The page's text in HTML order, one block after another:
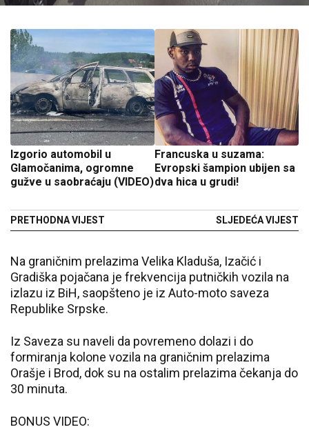
Izgorio automobil u
Glamočanima, ogromne
gužve u saobraćaju (VIDEO)
PRETHODNA VIJEST
Francuska u suzama:
Evropski šampion ubijen sa
dva hica u grudi!
SLJEDEĆA VIJEST
Na graničnim prelazima Velika Kladuša, Izačić i
Gradiška pojačana je frekvencija putničkih vozila na
izlazu iz BiH, saopšteno je iz Auto-moto saveza
Republike Srpske.
Iz Saveza su naveli da povremeno dolazi i do
formiranja kolone vozila na graničnim prelazima
Orašje i Brod, dok su na ostalim prelazima čekanja do
30 minuta.
BONUS VIDEO: